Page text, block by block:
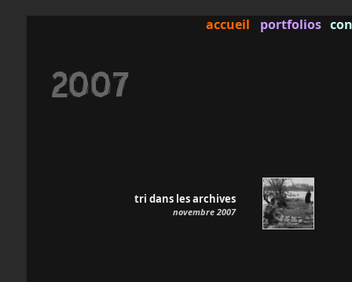
accueil portfolios
2007
tri dans les archives
novembre 2007